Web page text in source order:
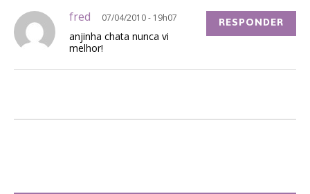
fred 07/04/2010 - 19h07
anjinha chata nunca vi
melhor!
RESPONDER